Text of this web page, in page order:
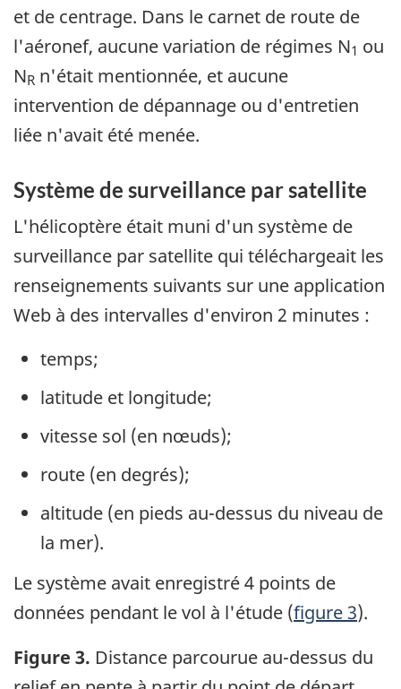
et de centrage. Dans le carnet de route de
l'aéronef, aucune variation de régimes N1 ou
NR n'était mentionnée, et aucune
intervention de dépannage ou d'entretien
liée n'avait été menée.
Système de surveillance par satellite
L'hélicoptère était muni d'un système de
surveillance par satellite qui téléchargeait les
renseignements suivants sur une application
Web à des intervalles d'environ 2 minutes :
temps;
latitude et longitude;
vitesse sol (en nœuds);
route (en degrés);
altitude (en pieds au-dessus du niveau de
la mer).
Le système avait enregistré 4 points de
données pendant le vol à l'étude (figure 3).
Figure 3. Distance parcourue au-dessus du